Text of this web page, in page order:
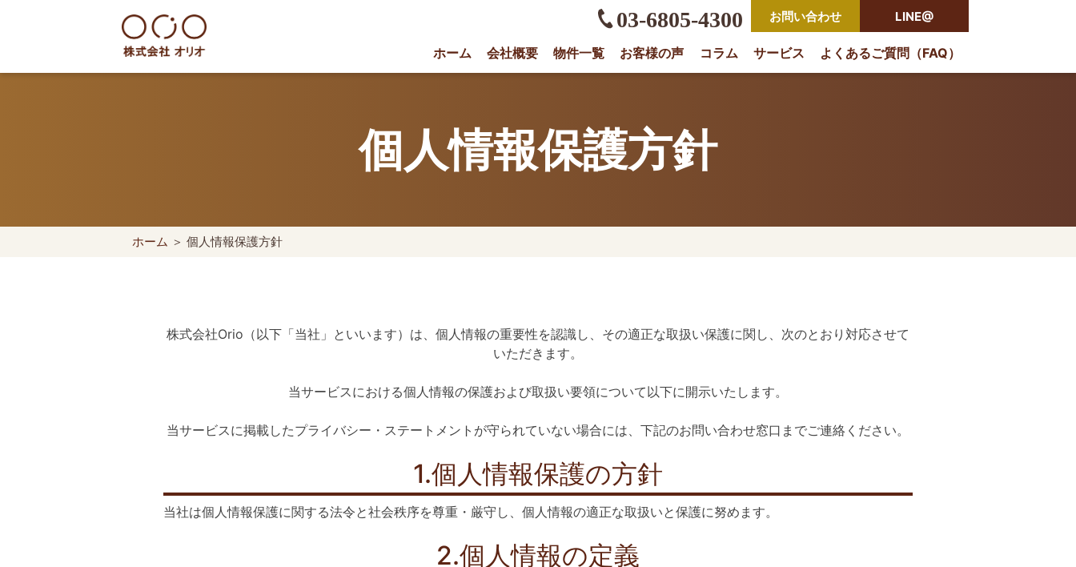
世田谷区の相続・空き家・借地権に強い不動産会社｜売却・買取は株式会社Orio
03-6805-4300 お問い合わせ LINE@
ホーム 会社概要 物件一覧 お客様の声 コラム サービス よくあるご質問（FAQ）
個人情報保護方針
ホーム ＞ 個人情報保護方針
株式会社Orio（以下「当社」といいます）は、個人情報の重要性を認識し、その適正な取扱い保護に関し、次のとおり対応させて
いただきます。
当サービスにおける個人情報の保護および取扱い要領について以下に開示いたします。
当サービスに掲載したプライバシー・ステートメントが守られていない場合には、下記のお問い合わせ窓口までご連絡ください。
1.個人情報保護の方針
当社は個人情報保護に関する法令と社会秩序を尊重・厳守し、個人情報の適正な取扱いと保護に努めます。
2.個人情報の定義